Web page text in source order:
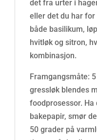
det fra urter i
eller det du har for
både basilikum,
hvitløk og sitron,
kombinasjon.
Framgangsmåte:
gressløk blendes
foodprosessor. Ha
bakepapir, smør
50 grader på